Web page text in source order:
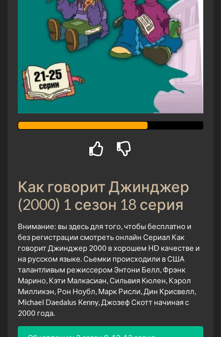
Как говорит Джинджер
(2000) 1 сезон 18 серия
Внимание: вы здесь для того, чтобы бесплатно и
без регистрации смотреть онлайн Сериал Как
говорит Джинджер 2000 в хорошем HD качестве и
на русском языке. Сьемки происходили в США
талантливым режиссером Энтони Белл, Фрэнк
Марино, Кэти Малкасиан, Сильвия Кюлен, Кэрол
Милликэн, Рон Ноубл, Марк Рисли, Дин Крисвелл,
Michael Daedalus Kenny, Джозеф Скотт начиная с
2000 года.